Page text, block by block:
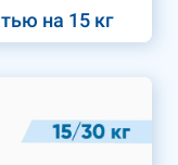
на 15 кг